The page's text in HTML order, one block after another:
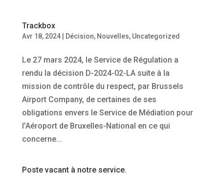
Trackbox
Avr 18, 2024| Décision, Nouvelles, Uncategorized
Le 27 mars 2024, le Service de Régulation a
rendu la décision D-2024-02-LA suite à la
mission de contrôle du respect, par Brussels
Airport Company, de certaines de ses
obligations envers le Service de Médiation pour
l’Aéroport de Bruxelles-National en ce qui
concerne...
Poste vacant à notre service.